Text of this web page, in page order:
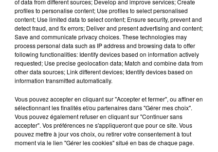
15 juillet 2026
BÉTHUNE: ENQUÊTE POUR HOMICIDE
VOLONTAIRE EN COURS, APRÈS LA...
Selon les premiers éléments, le logement servait
profiles to personalise content; Use profiles to select personalised
content; Use limited data to select content; Ensure security, prevent and
detect fraud, and fix errors; Deliver and present advertising and content;
Save and communicate privacy choices. These technologies may
process personal data such as IP address and browsing data to offer
following functionalities: Identify devices based on information actively
requested; Use precise geolocation data; Match and combine data from
other data sources; Link different devices; Identify devices based on
information transmitted automatically.
Vous pouvez accepter en cliquant sur "Accepter et fermer", ou affiner en
sélectionnant les finalités et/ou partenaires dans "Gérer mes choix".
Vous pouvez également refuser en cliquant sur "Continuer sans
accepter". Vos préférences ne s'appliqueront que pour ce site. Vous
pouvez mettre à jour vos choix, ou retirer votre consentement à tout
moment via le lien "Gérer les cookies" situé en bas de chaque page.